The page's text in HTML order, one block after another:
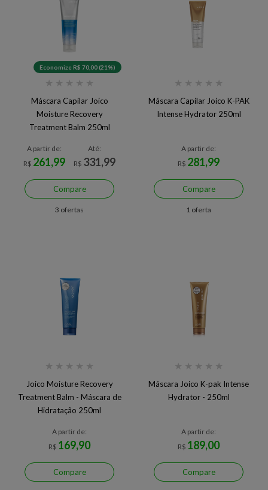
Economize R$ 70,00 (21%)
★ ★ ★ ★ ★
Máscara Capilar Joico
Moisture Recovery
Treatment Balm 250ml
A partir de:
R$ 261,99
Até:
R$ 331,99
Compare
3 ofertas
★ ★ ★ ★ ★
Máscara Capilar Joico K-PAK
Intense Hydrator 250ml
A partir de:
R$ 281,99
Compare
1 oferta
★ ★ ★ ★ ★
Joico Moisture Recovery
Treatment Balm - Máscara de
Hidratação 250ml
A partir de:
R$ 169,90
Compare
★ ★ ★ ★ ★
Máscara Joico K-pak Intense
Hydrator - 250ml
A partir de:
R$ 189,00
Compare